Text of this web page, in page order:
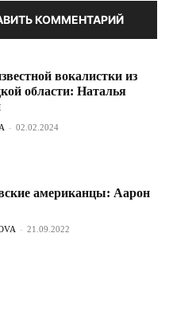
КОММЕНТАРИЙ
вокалистки из
области: Наталья
- 02.02.2024
американцы: Аарон
- 21.09.2022